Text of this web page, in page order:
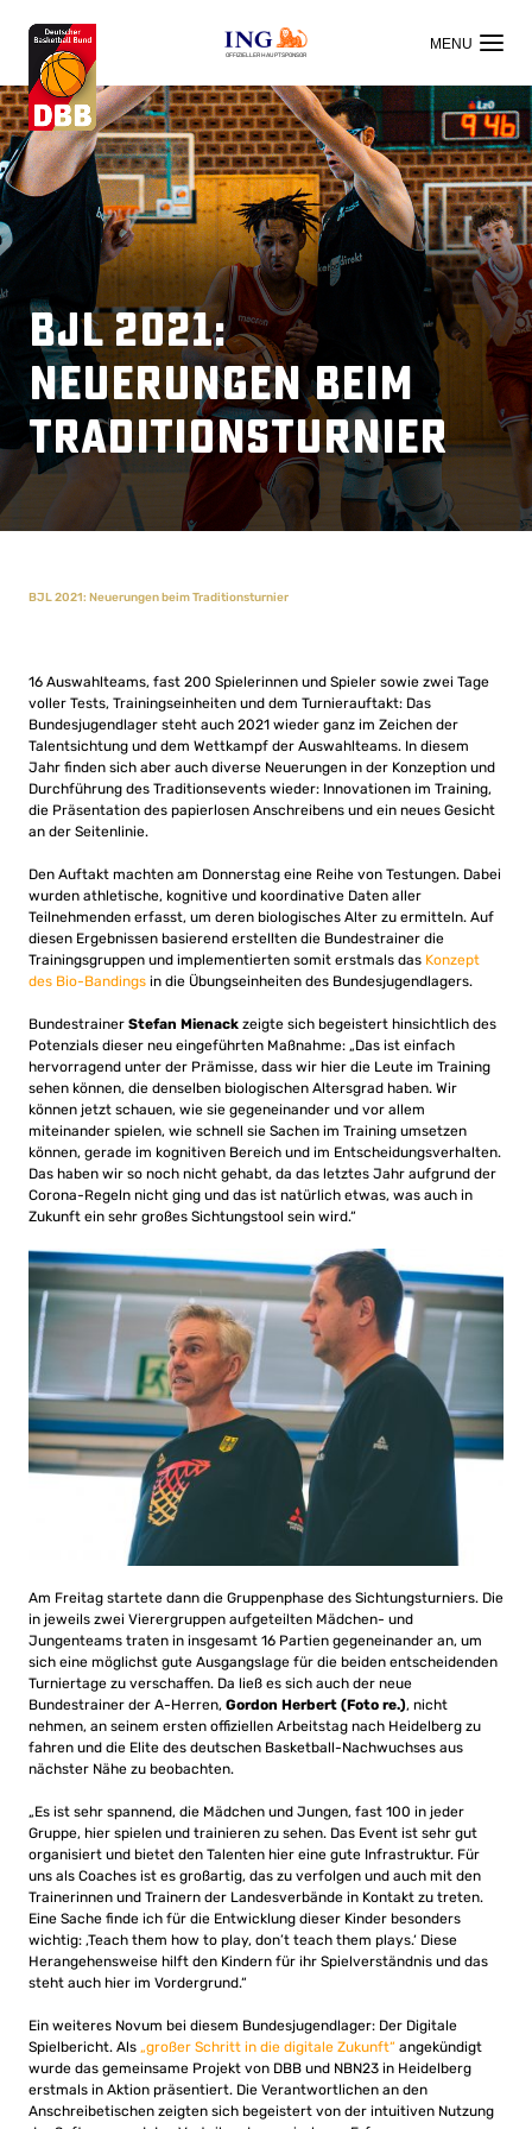
OFFIZIELLER HAUPTSPONSOR
BJL 2021:
Neuerungen beim
Traditionsturnier
BJL 2021: Neuerungen beim Traditionsturnier
16 Auswahlteams, fast 200 Spielerinnen und Spieler sowie zwei Tage
voller Tests, Trainingseinheiten und dem Turnierauftakt: Das
Bundesjugendlager steht auch 2021 wieder ganz im Zeichen der
Talentsichtung und dem Wettkampf der Auswahlteams. In diesem
Jahr finden sich aber auch diverse Neuerungen in der Konzeption und
Durchführung des Traditionsevents wieder: Innovationen im Training,
die Präsentation des papierlosen Anschreibens und ein neues Gesicht
an der Seitenlinie.
Den Auftakt machten am Donnerstag eine Reihe von Testungen. Dabei
wurden athletische, kognitive und koordinative Daten aller
Teilnehmenden erfasst, um deren biologisches Alter zu ermitteln. Auf
diesen Ergebnissen basierend erstellten die Bundestrainer die
Trainingsgruppen und implementierten somit erstmals das Konzept
des Bio-Bandings in die Übungseinheiten des Bundesjugendlagers.
Bundestrainer Stefan Mienack zeigte sich begeistert hinsichtlich des
Potenzials dieser neu eingeführten Maßnahme: „Das ist einfach
hervorragend unter der Prämisse, dass wir hier die Leute im Training
sehen können, die denselben biologischen Altersgrad haben. Wir
können jetzt schauen, wie sie gegeneinander und vor allem
miteinander spielen, wie schnell sie Sachen im Training umsetzen
können, gerade im kognitiven Bereich und im Entscheidungsverhalten.
Das haben wir so noch nicht gehabt, da das letztes Jahr aufgrund der
Corona-Regeln nicht ging und das ist natürlich etwas, was auch in
Zukunft ein sehr großes Sichtungstool sein wird.“
Am Freitag startete dann die Gruppenphase des Sichtungsturniers. Die
in jeweils zwei Vierergruppen aufgeteilten Mädchen- und
Jungenteams traten in insgesamt 16 Partien gegeneinander an, um
sich eine möglichst gute Ausgangslage für die beiden entscheidenden
Turniertage zu verschaffen. Da ließ es sich auch der neue
Bundestrainer der A-Herren, Gordon Herbert (Foto re.), nicht
nehmen, an seinem ersten offiziellen Arbeitstag nach Heidelberg zu
fahren und die Elite des deutschen Basketball-Nachwuchses aus
nächster Nähe zu beobachten.
„Es ist sehr spannend, die Mädchen und Jungen, fast 100 in jeder
Gruppe, hier spielen und trainieren zu sehen. Das Event ist sehr gut
organisiert und bietet den Talenten hier eine gute Infrastruktur. Für
uns als Coaches ist es großartig, das zu verfolgen und auch mit den
Trainerinnen und Trainern der Landesverbände in Kontakt zu treten.
Eine Sache finde ich für die Entwicklung dieser Kinder besonders
wichtig: ‚Teach them how to play, don’t teach them plays.‘ Diese
Herangehensweise hilft den Kindern für ihr Spielverständnis und das
steht auch hier im Vordergrund.“
Ein weiteres Novum bei diesem Bundesjugendlager: Der Digitale
Spielbericht. Als „großer Schritt in die digitale Zukunft“ angekündigt
wurde das gemeinsame Projekt von DBB und NBN23 in Heidelberg
erstmals in Aktion präsentiert. Die Verantwortlichen an den
Anschreibetischen zeigten sich begeistert von der intuitiven Nutzung